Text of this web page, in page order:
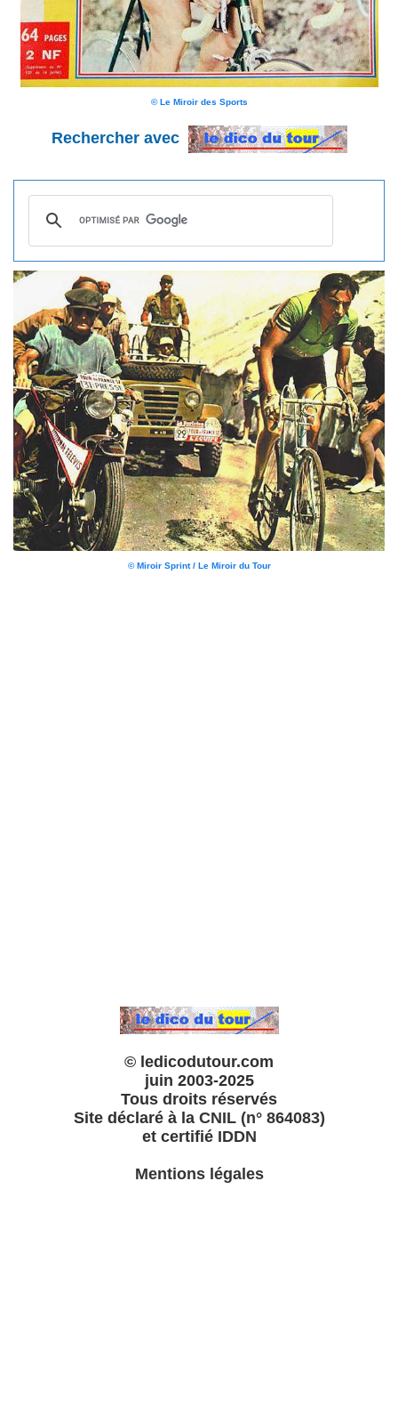
© Le Miroir des Sports
Rechercher avec
© Miroir Sprint / Le Miroir du Tour
© ledicodutour.com
juin 2003-2025
Tous droits réservés
Site déclaré à la CNIL (n° 864083)
et certifié IDDN
Mentions légales